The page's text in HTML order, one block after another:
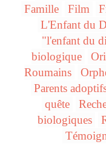
Famille
Film
L'Enfant du
"l'enfant du
biologique
Roumains
Parents
quête
biologiques